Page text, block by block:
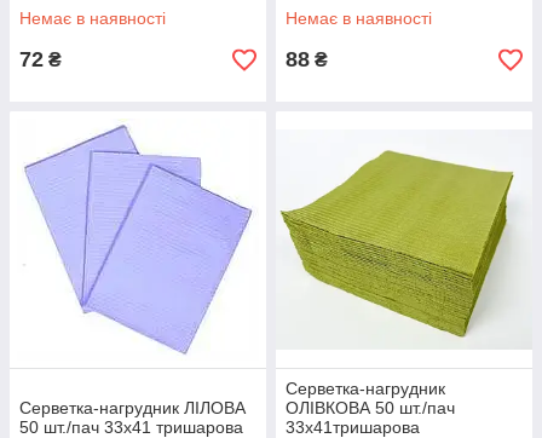
Немає в наявності
72 ₴
Немає в наявності
88 ₴
Серветка-нагрудник ЛІЛОВА
50 шт./пач 33х41 тришарова
Серветка-нагрудник
ОЛІВКОВА 50 шт./пач
33х41тришарова